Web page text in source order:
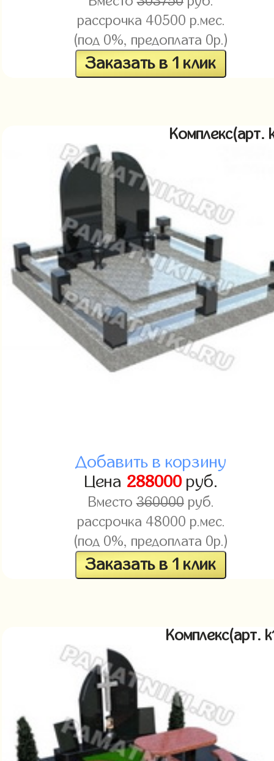
рассрочка 40500 р.мес.
(под 0%, предоплата 0р.)
Заказать в 1 клик
Добавить в корзину
Цена 288000руб.
Вместо360000руб.
рассрочка 48000 р.мес.
(под 0%, предоплата 0р.)
Заказать в 1 клик
Комплекс(арт.